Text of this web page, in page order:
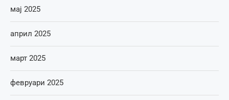
мај 2025
април 2025
март 2025
февруари 2025